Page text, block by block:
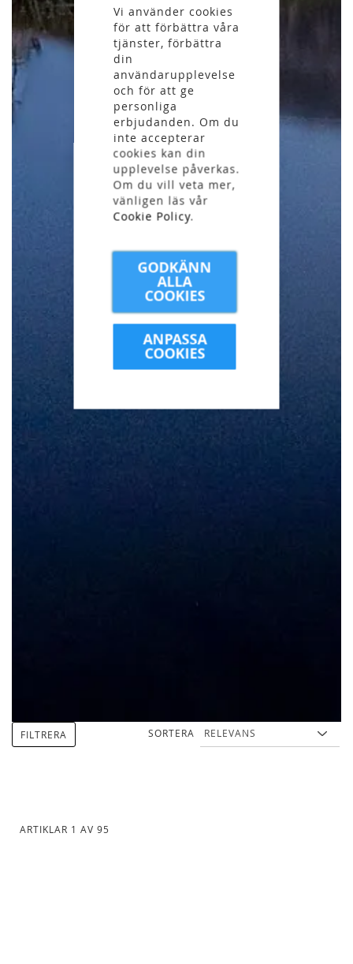
Vi använder cookies
för att förbättra våra
tjänster, förbättra
din
användarupplevelse
och för att ge
personliga
erbjudanden. Om du
inte accepterar
cookies kan din
upplevelse påverkas.
Om du vill veta mer,
vänligen läs vår
Cookie Policy.
GODKÄNN
ALLA
COOKIES
ANPASSA
COOKIES
ARTIKLAR 1 AV 95
SORTERA
FILTRERA